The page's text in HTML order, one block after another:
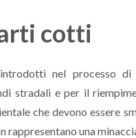
cotti
nel processo di
stradali e per il
che devono essere
una